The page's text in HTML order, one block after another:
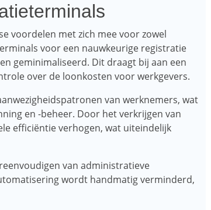
voordelen met zich mee voor zowel
voor een nauwkeurige registratie
geminimaliseerd. Dit draagt ​​bij aan een
over de loonkosten voor werkgevers.
van werknemers, wat
en -beheer. Door het verkrijgen van
efficiëntie verhogen, wat uiteindelijk
van administratieve
wordt handmatig verminderd,